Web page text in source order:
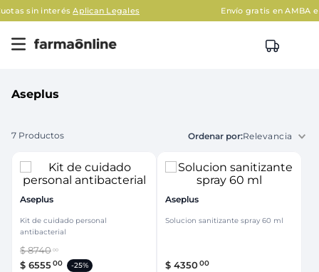
Legales Envío gratis en AMBA en compras
Aseplus
7 Productos Relevancia
Aseplus
Kit de cuidado personal
antibacterial
$8740 00
$ 655500 -25%
Aseplus
Solucion sanitizante spray 60 ml
$ 435000